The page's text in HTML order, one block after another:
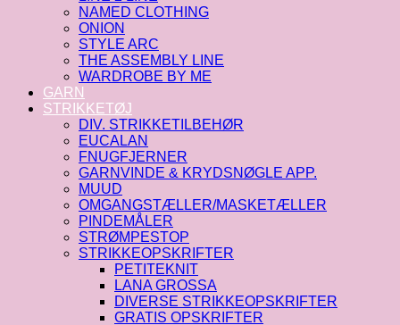
NAMED CLOTHING
ONION
STYLE ARC
THE ASSEMBLY LINE
WARDROBE BY ME
GARN
STRIKKETØJ
DIV. STRIKKETILBEHØR
EUCALAN
FNUGFJERNER
GARNVINDE & KRYDSNØGLE APP.
MUUD
OMGANGSTÆLLER/MASKETÆLLER
PINDEMÅLER
STRØMPESTOP
STRIKKEOPSKRIFTER
PETITEKNIT
LANA GROSSA
DIVERSE STRIKKEOPSKRIFTER
GRATIS OPSKRIFTER